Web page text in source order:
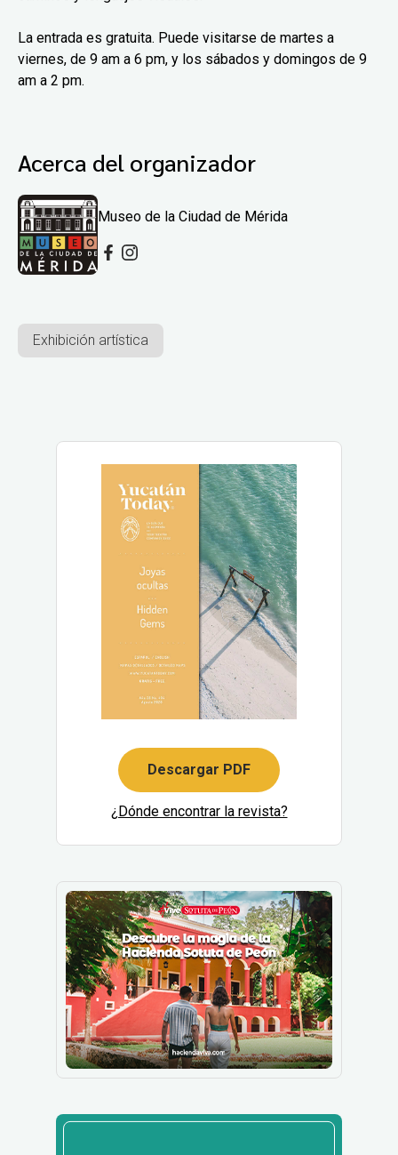
La entrada es gratuita. Puede visitarse de martes a
viernes, de 9 am a 6 pm, y los sábados y domingos de 9
am a 2 pm.
Acerca del organizador
Museo de la Ciudad de Mérida
Exhibición artística
Descargar PDF
¿Dónde encontrar la revista?